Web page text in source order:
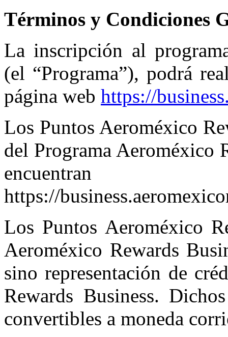
Términos y Condiciones
La inscripción al
(el “Programa”), podrá
página web https://
Los Puntos Aeroméxico
del Programa Aeroméxico
encuentran
https://
Los Puntos Aeroméxico
Aeroméxico Rewards
sino representación de
Rewards Business.
convertibles a moneda